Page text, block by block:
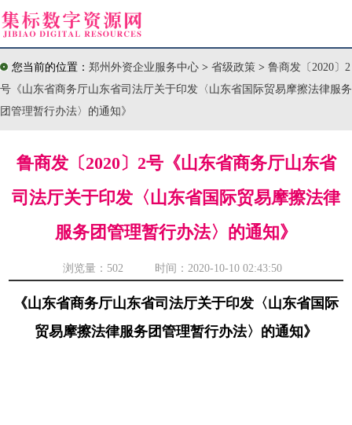
您当前的位置： 郑州外资企业服务中心 > 省级政策 > 鲁商发〔2020〕2
号《山东省商务厅山东省司法厅关于印发〈山东省国际贸易摩擦法律服务
团管理暂行办法〉的通知》
鲁商发〔2020〕2号《山东省商务厅山东省
司法厅关于印发〈山东省国际贸易摩擦法律
服务团管理暂行办法〉的通知》
浏览量： 502 时间：2020-10-10 02:43:50
《山东省商务厅山东省司法厅关于印发〈山东省国际
贸易摩擦法律服务团管理暂行办法〉的通知》